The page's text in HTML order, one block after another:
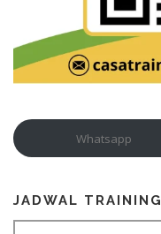
Whatsapp
JADWAL TRAINING